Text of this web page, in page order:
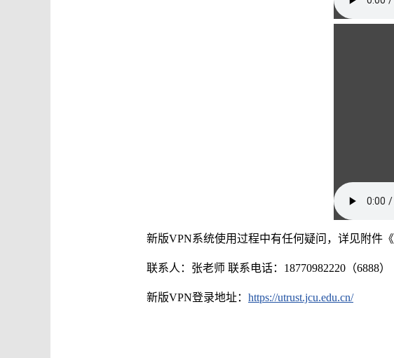
新版VPN系统使用过程中有任何疑问，详见附件《
联系人：张老师 联系电话：18770982220（6888）
新版VPN登录地址： https://utrust.jcu.edu.cn/